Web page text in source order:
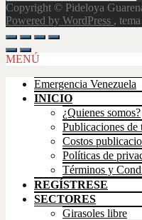
Copyright © Pideloya
Powered by WordPress , tema
Scroll
Up
MENÚ
Emergencia Venezuela
INICIO
¿Quienes somos?
Publicaciones de
Costos
Políticas de
Términos y
REGÍSTRESE
SECTORES
Girasoles libre